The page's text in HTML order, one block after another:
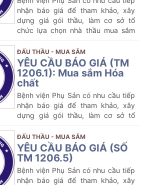
nhận báo giá để tham khảo, xây
dựng giá gói thầu, làm cơ sở tổ
chức lựa chọn nhà thầu mua sắm
gói thầu dự kiến:Mua sắm Vật tư y
tếcủa Bệnh viện Phụ Sản năm
2024-2025
ĐẤU THẦU - MUA SẮM
YÊU CẦU BÁO GIÁ (TM
1206.1): Mua sắm Hóa
chất
Bệnh viện Phụ Sản có nhu cầu tiếp
nhận báo giá để tham khảo, xây
dựng giá gói thầu, làm cơ sở tổ
chức lựa chọn nhà thầu mua sắm
gói thầu dự kiến:Mua sắm
chấtcủa Bệnh viện Phụ Sản năm
2024-2025
ĐẤU THẦU - MUA SẮM
YÊU CẦU BÁO GIÁ (SỐ
TM 1206.5)
Bệnh viện Phụ Sản có nhu cầu tiếp
nhận báo giá để tham khảo, xây